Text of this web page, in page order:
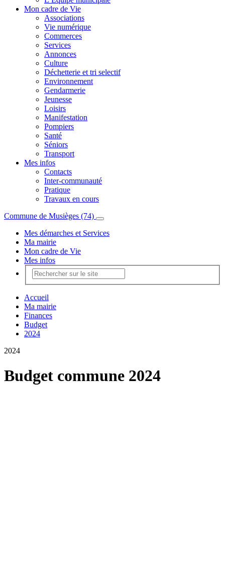
Mon cadre de Vie
Associations
Vie numérique
Commerces
Services
Annonces
Culture
Déchetterie et tri selectif
Environnement
Gendarmerie
Jeunesse
Loisirs
Manifestation
Pompiers
Santé
Séniors
Transport
Mes infos
Contacts
Inter-communauté
Pratique
Travaux en cours
Commune de Musièges (74)
Mes démarches et Services
Ma mairie
Mon cadre de Vie
Mes infos
Accueil
Ma mairie
Finances
Budget
2024
2024
Budget commune 2024